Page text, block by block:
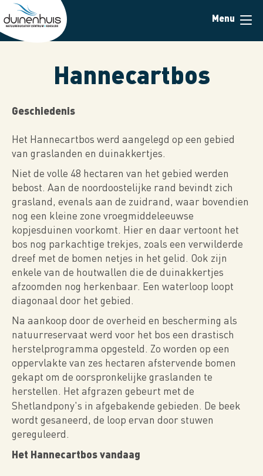
Overslaan
en
naar
Menu
Hannecartbos
Geschiedenis
Het Hannecartbos werd aangelegd op een gebied
van graslanden en duinakkertjes.
Niet de volle 48 hectaren van het gebied werden
bebost. Aan de noordoostelijke rand bevindt zich
grasland, evenals aan de zuidrand, waar bovendien
nog een kleine zone vroegmiddeleeuwse
kopjesduinen voorkomt. Hier en daar vertoont het
bos nog parkachtige trekjes, zoals een verwilderde
dreef met de bomen netjes in het gelid. Ook zijn
enkele van de houtwallen die de duinakkertjes
afzoomden nog herkenbaar. Een waterloop loopt
diagonaal door het gebied.
Na aankoop door de overheid en bescherming als
natuurreservaat werd voor het bos een drastisch
herstelprogramma opgesteld. Zo worden op een
oppervlakte van zes hectaren afstervende bomen
gekapt om de oorspronkelijke graslanden te
herstellen. Het afgrazen gebeurt met de
Shetlandpony's in afgebakende gebieden. De beek
wordt gesaneerd, de loop ervan door stuwen
gereguleerd.
Het Hannecartbos vandaag